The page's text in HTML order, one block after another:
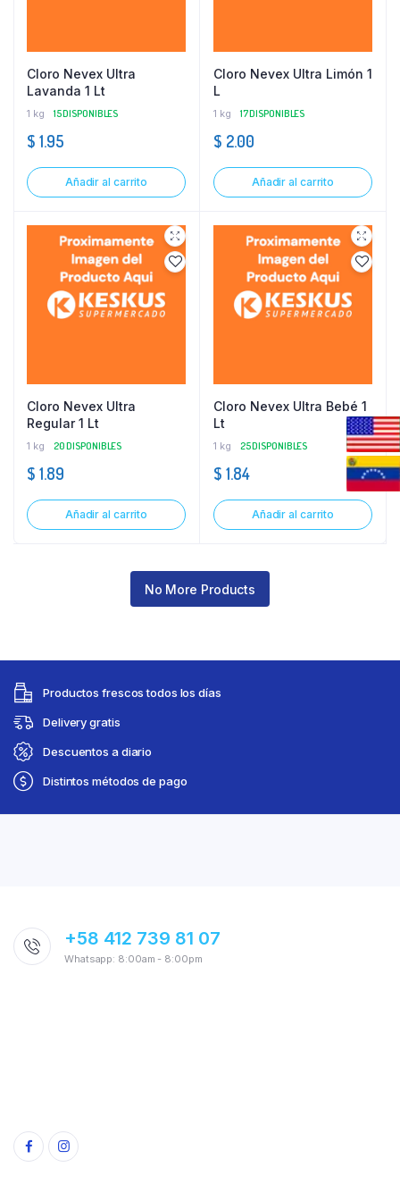
Cloro Nevex Ultra
Lavanda 1 Lt
1 kg 15 DISPONIBLES
$ 1.95
Añadir al carrito
Cloro Nevex Ultra Limón 1
L
1 kg 17 DISPONIBLES
$ 2.00
Añadir al carrito
Cloro Nevex Ultra
Regular 1 Lt
1 kg 20 DISPONIBLES
$ 1.89
Añadir al carrito
Cloro Nevex Ultra Bebé 1
Lt
1 kg 25 DISPONIBLES
$ 1.84
Añadir al carrito
No More Products
Productos frescos todos los días
Delivery gratis
Descuentos a diario
Distintos métodos de pago
+58 412 739 81 07
Whatsapp: 8:00am - 8:00pm